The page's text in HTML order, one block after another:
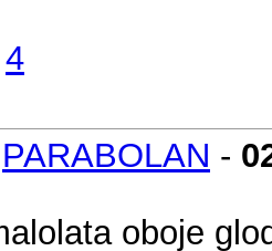
4
PARABOLAN -
oboje